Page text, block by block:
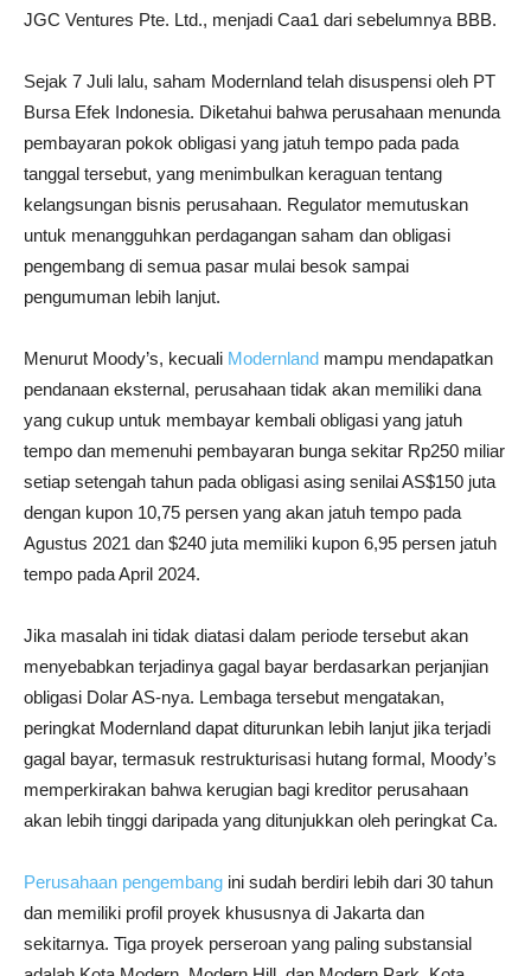
JGC Ventures Pte. Ltd., menjadi Caa1 dari sebelumnya BBB.
Sejak 7 Juli lalu, saham Modernland telah disuspensi oleh PT
Bursa Efek Indonesia. Diketahui bahwa perusahaan menunda
pembayaran pokok obligasi yang jatuh tempo pada pada
tanggal tersebut, yang menimbulkan keraguan tentang
kelangsungan bisnis perusahaan. Regulator memutuskan
untuk menangguhkan perdagangan saham dan obligasi
pengembang di semua pasar mulai besok sampai
pengumuman lebih lanjut.
Menurut Moody’s, kecuali Modernland mampu mendapatkan
pendanaan eksternal, perusahaan tidak akan memiliki dana
yang cukup untuk membayar kembali obligasi yang jatuh
tempo dan memenuhi pembayaran bunga sekitar Rp250 miliar
setiap setengah tahun pada obligasi asing senilai AS$150 juta
dengan kupon 10,75 persen yang akan jatuh tempo pada
Agustus 2021 dan $240 juta memiliki kupon 6,95 persen jatuh
tempo pada April 2024.
Jika masalah ini tidak diatasi dalam periode tersebut akan
menyebabkan terjadinya gagal bayar berdasarkan perjanjian
obligasi Dolar AS-nya. Lembaga tersebut mengatakan,
peringkat Modernland dapat diturunkan lebih lanjut jika terjadi
gagal bayar, termasuk restrukturisasi hutang formal, Moody’s
memperkirakan bahwa kerugian bagi kreditor perusahaan
akan lebih tinggi daripada yang ditunjukkan oleh peringkat Ca.
Perusahaan pengembang ini sudah berdiri lebih dari 30 tahun
dan memiliki profil proyek khususnya di Jakarta dan
sekitarnya. Tiga proyek perseroan yang paling substansial